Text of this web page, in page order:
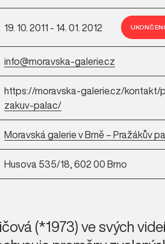
19. 10. 2011 - 14. 01. 2012
info@moravska-galerie.cz
https://moravska-galerie.cz/kontakt/
zakuv-palac/
Moravská galerie v Brně – Pražákův
Husova 535/18, 602 00 Brno
(*1973) ve svých